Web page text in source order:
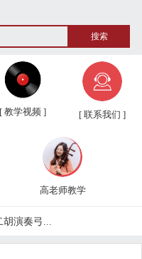
[ 教学视频 ] [ 联系我们 ]
高老师教学
应知应...